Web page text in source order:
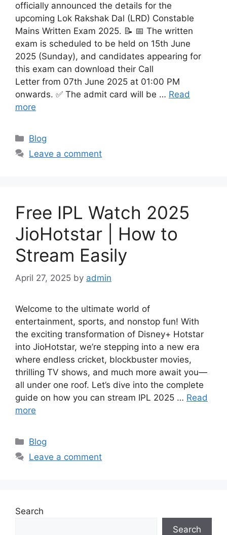
officially announced the details for the
upcoming Lok Rakshak Dal (LRD) Constable
Mains Written Exam 2025. 📝 📅 The written
exam is scheduled to be held on 15th June
2025 (Sunday), and candidates appearing for
this exam can download their Call
Letter from 07th June 2025 at 01:00 PM
onwards. ✅ The admit card will be … Read
more
Categories
Blog
Leave a comment
Free IPL Watch 2025
JioHotstar | How to
Stream Easily
April 27, 2025 by admin
Welcome to the ultimate world of
entertainment, sports, and nonstop fun! With
the exciting transformation of Disney+ Hotstar
into JioHotstar, we’re stepping into a new era
where endless cricket, blockbuster movies,
thrilling TV shows, and much more await you—
all under one roof. Let’s dive into the complete
guide on how you can stream IPL 2025 … Read
more
Categories
Blog
Leave a comment
Search
Search